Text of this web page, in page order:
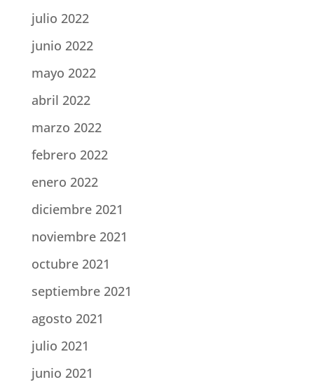
julio 2022
junio 2022
mayo 2022
abril 2022
marzo 2022
febrero 2022
enero 2022
diciembre 2021
noviembre 2021
octubre 2021
septiembre 2021
agosto 2021
julio 2021
junio 2021